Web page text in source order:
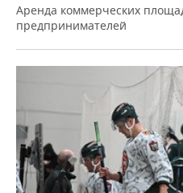
Аренда коммерческих
предпринимателей